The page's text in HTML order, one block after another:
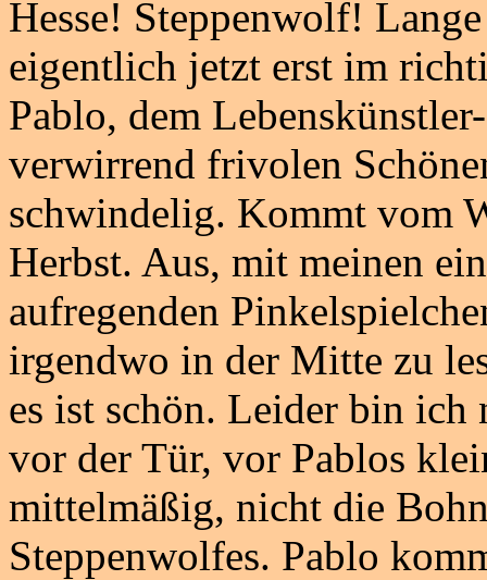
Hesse! Steppenwolf!
eigentlich jetzt erst im
Pablo, dem
verwirrend frivolen
schwindelig. Kommt vom
Herbst. Aus, mit meinen
aufregenden
irgendwo in der Mitte zu
es ist schön. Leider bin ich
vor der Tür, vor Pablos
mittelmäßig, nicht die
Steppenwolfes. Pablo